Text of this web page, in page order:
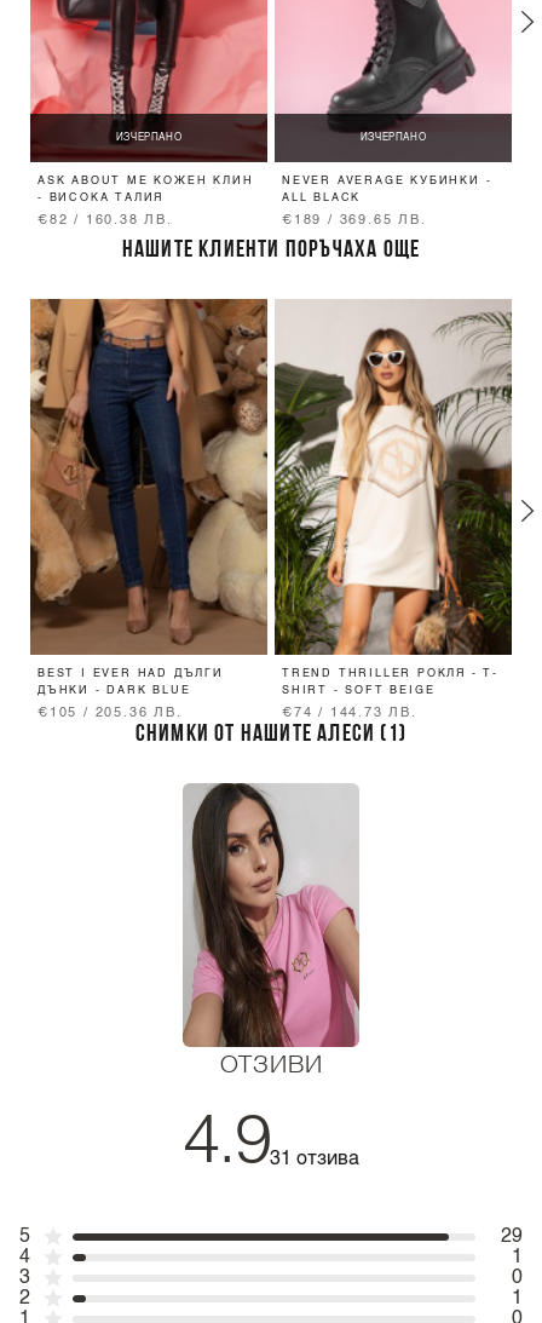
ИЗЧЕРПАНО
ASK ABOUT ME КОЖЕН КЛИН
- ВИСОКА ТАЛИЯ
€82 / 160.38 ЛВ.
ИЗЧЕРПАНО
NEVER AVERAGE КУБИНКИ -
ALL BLACK
€189 / 369.65 ЛВ.
НАШИТЕ КЛИЕНТИ ПОРЪЧАХА ОЩЕ
BEST I EVER HAD ДЪЛГИ
ДЪНКИ - DARK BLUE
€105 / 205.36 ЛВ.
TREND THRILLER РОКЛЯ - T-
SHIRT - SOFT BEIGE
€74 / 144.73 ЛВ.
СНИМКИ ОТ НАШИТЕ АЛЕСИ (1)
ОТЗИВИ
4.931 отзива
5
29
4
1
3
0
2
1
1
0